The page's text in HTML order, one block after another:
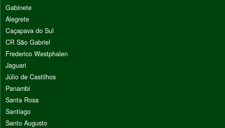
Gabinete
Alegrete
Caçapava do Sul
CR São Gabriel
Frederico Westphalen
Jaguari
Júlio de Castilhos
Panambi
Santa Rosa
Santiago
Santo Augusto